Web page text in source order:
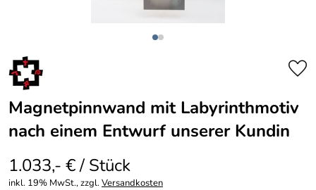
Magnetpinnwand mit Labyrinthmotiv
nach einem Entwurf unserer Kundin
1.033,- € / Stück
inkl. 19% MwSt., zzgl.Versandkosten